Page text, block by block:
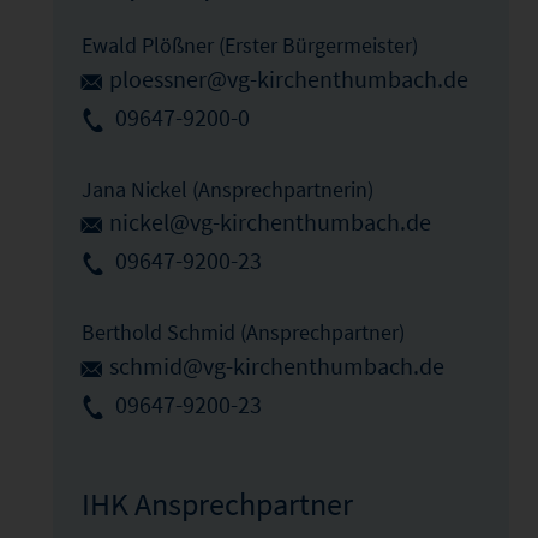
Ewald Plößner (Erster Bürgermeister)
ploessner@vg-kirchenthumbach.de
09647-9200-0
Jana Nickel (Ansprechpartnerin)
nickel@vg-kirchenthumbach.de
09647-9200-23
Berthold Schmid (Ansprechpartner)
schmid@vg-kirchenthumbach.de
09647-9200-23
IHK Ansprechpartner